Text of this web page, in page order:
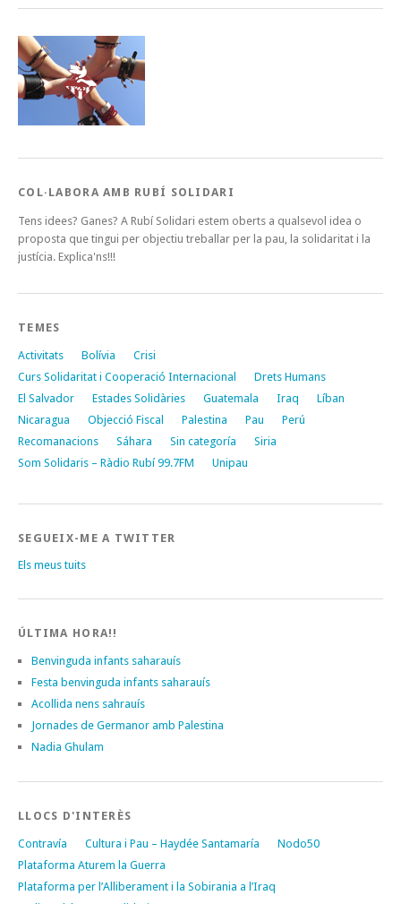
COL·LABORA AMB RUBÍ SOLIDARI
Tens idees? Ganes? A Rubí Solidari estem oberts a qualsevol idea o
proposta que tingui per objectiu treballar per la pau, la solidaritat i la
justícia. Explica'ns!!!
TEMES
Activitats Bolívia
Crisi
Curs Solidaritat i Cooperació Internacional
Drets Humans
El Salvador
Estades Solidàries Guatemala Iraq
Líban
Nicaragua
Objecció Fiscal Palestina Pau
Perú
Recomanacions
Sáhara Sin categoría
Siria
Som Solidaris – Ràdio Rubí 99.7FM
Unipau
SEGUEIX-ME A TWITTER
Els meus tuits
ÚLTIMA HORA!!
Benvinguda infants saharauís
Festa benvinguda infants saharauís
Acollida nens sahrauís
Jornades de Germanor amb Palestina
Nadia Ghulam
LLOCS D'INTERÈS
Contravía Cultura i Pau – Haydée Santamaría
Nodo50
Plataforma Aturem la Guerra
Plataforma per l’Alliberament i la Sobirania a l’Iraq